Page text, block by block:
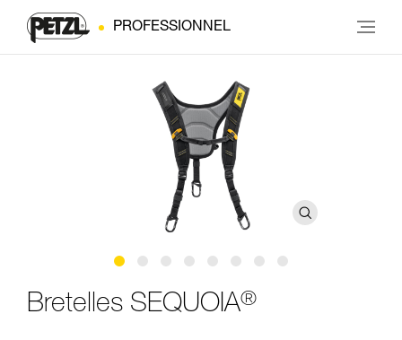
PROFESSIONNEL
Bretelles SEQUOIA®